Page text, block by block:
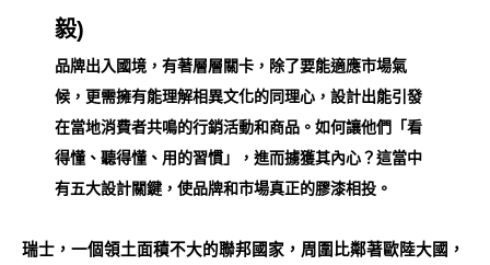
毅)
品牌出入國境，有著層層關卡，除了要能適應市場氣
候，更需擁有能理解相異文化的同理心，設計出能引發
在當地消費者共鳴的行銷活動和商品。如何讓他們「看
得懂、聽得懂、用的習慣」，進而擄獲其內心？這當中
有五大設計關鍵，使品牌和市場真正的膠漆相投。
瑞士，一個領土面積不大的聯邦國家，周圍比鄰著歐陸大國，